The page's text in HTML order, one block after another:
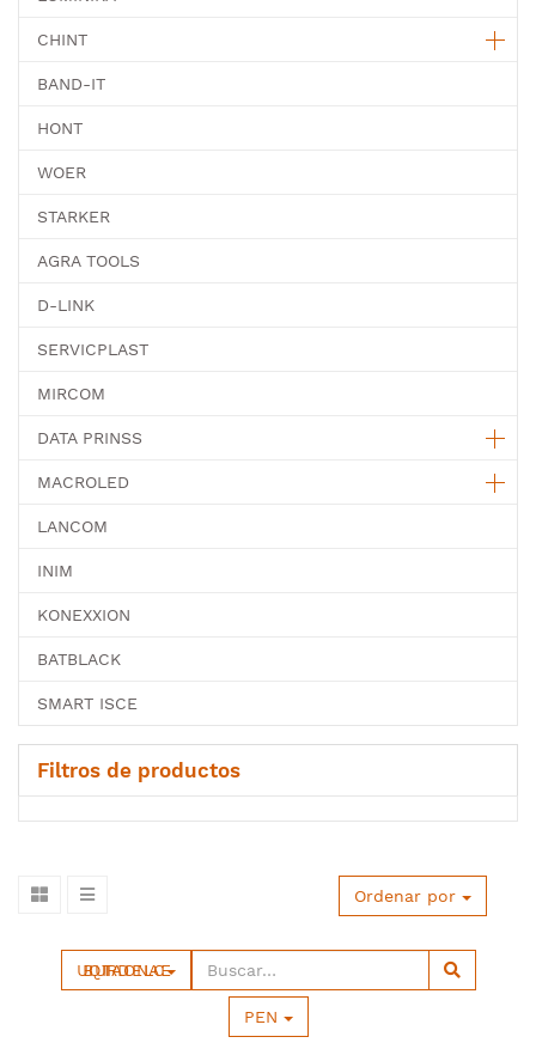
CHINT
BAND-IT
HONT
WOER
STARKER
AGRA TOOLS
D-LINK
SERVICPLAST
MIRCOM
DATA PRINSS
MACROLED
LANCOM
INIM
KONEXXION
BATBLACK
SMART ISCE
Filtros de productos
UBIQUITI RADIO ENLACE
PEN
Ordenar por